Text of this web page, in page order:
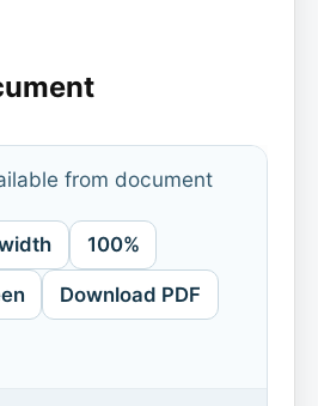
from document
100%
Download PDF